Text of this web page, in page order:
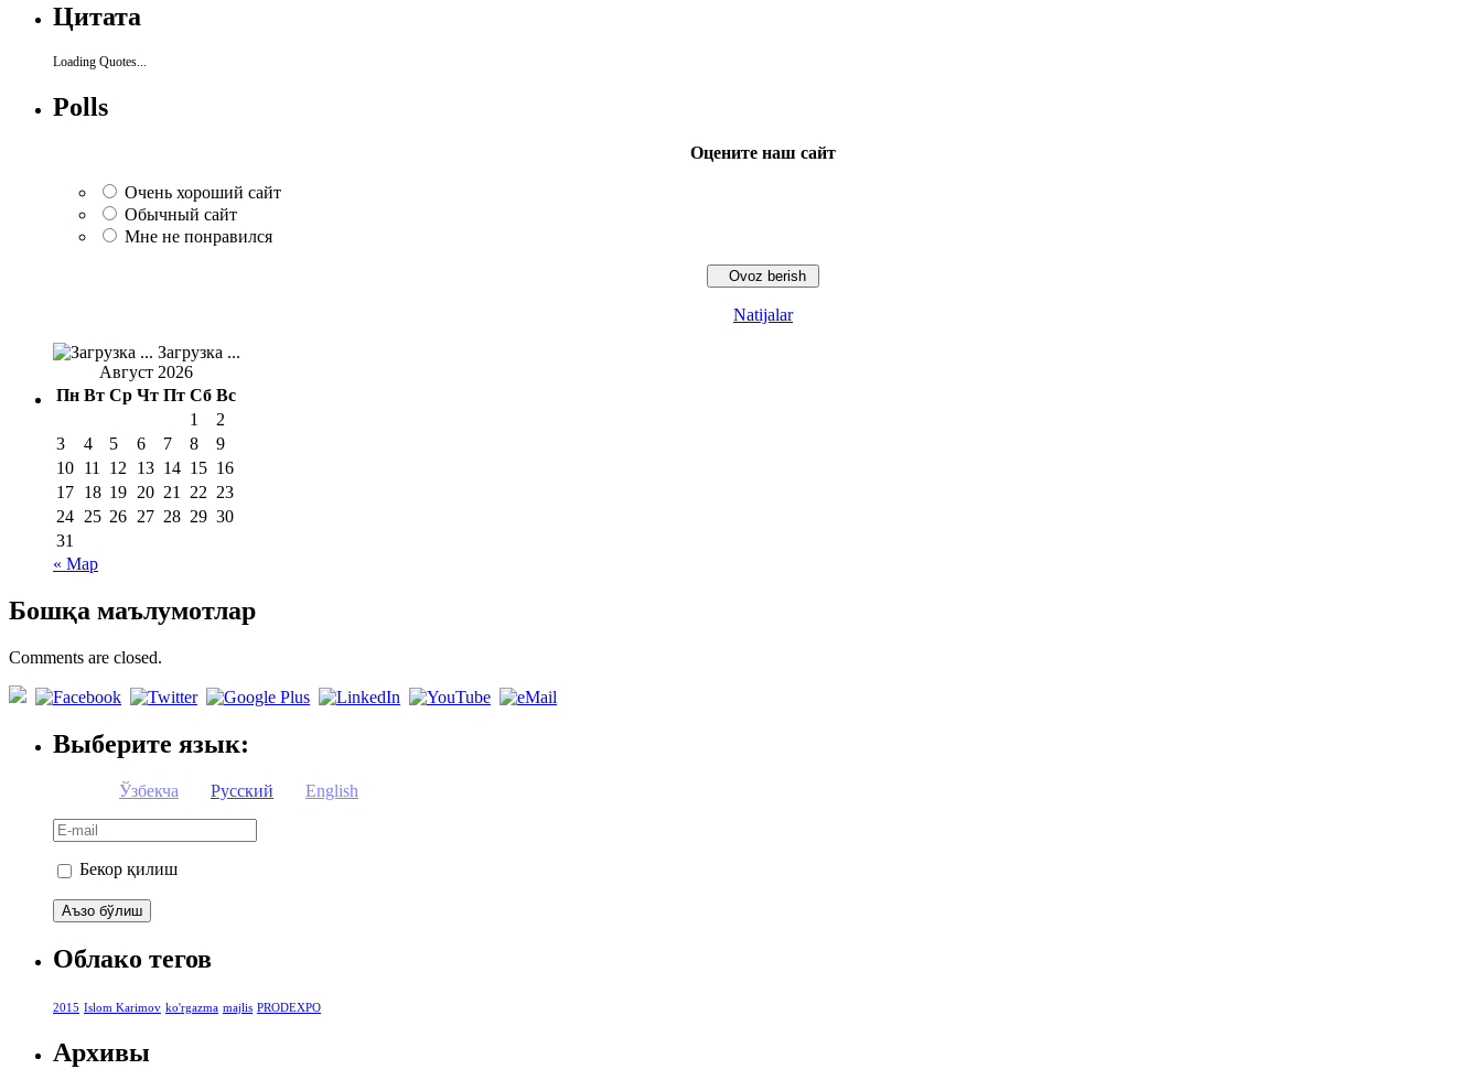
Цитата
Loading Quotes...
Polls
Оцените наш сайт
Очень хороший сайт
Обычный сайт
Мне не понравился
Natijalar
Загрузка ...
Август 2026
Пн Вт Ср Чт Пт Сб Вс
1
2
3
4 5 6 7 8
9
10 11 12 13 14 15 16
17 18 19 20 21 22 23
24 25 26 27 28 29 30
31
« Мар
Бошқа маълумотлар
Comments are closed.
Выберите язык:
Ўзбекча Русский English
Бекор қилиш
Облако тегов
2015 Islom Karimov ko'rgazma majlis PRODEXPO
Архивы